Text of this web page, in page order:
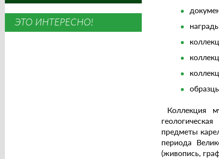
Коллекция
предметы
периода
(живопись,
ЭТО ИНТЕРЕСНО!